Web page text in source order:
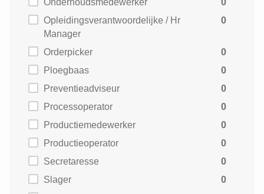
Onderhoudsmedewerker
0
Opleidingsverantwoordelijke / Hr
Manager
0
Orderpicker
0
Ploegbaas
0
Preventieadviseur
0
Processoperator
0
Productiemedewerker
0
Productieoperator
0
Secretaresse
0
Slager
0